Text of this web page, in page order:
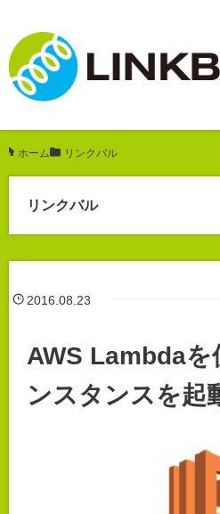
ホーム / リンクバル
リンクバル
2016.08.23
AWS Lambdaを
ンスタンスを起